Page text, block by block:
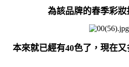
為該品牌的春季彩妝
本來就已經有40色了，現在又